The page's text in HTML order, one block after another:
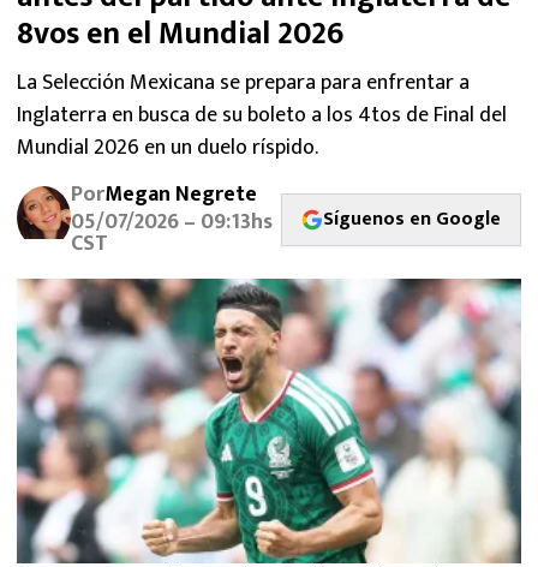
PUMAS
ATLANTE
SELECCIÓN MEXICANA
FUTBOL INTERNACIONAL
MEXICANOS EN EL EXTRANJERO
FUTBOL ESTUFA
FÓRMULA 1
BOXEO
LIGA MX
NFL
8vos en el Mundial 2026
La Selección Mexicana se prepara para enfrentar a
Inglaterra en busca de su boleto a los 4tos de Final del
Mundial 2026 en un duelo ríspido.
PorMegan Negrete
05/07/2026 – 09:13hs
CST
Síguenos en Google